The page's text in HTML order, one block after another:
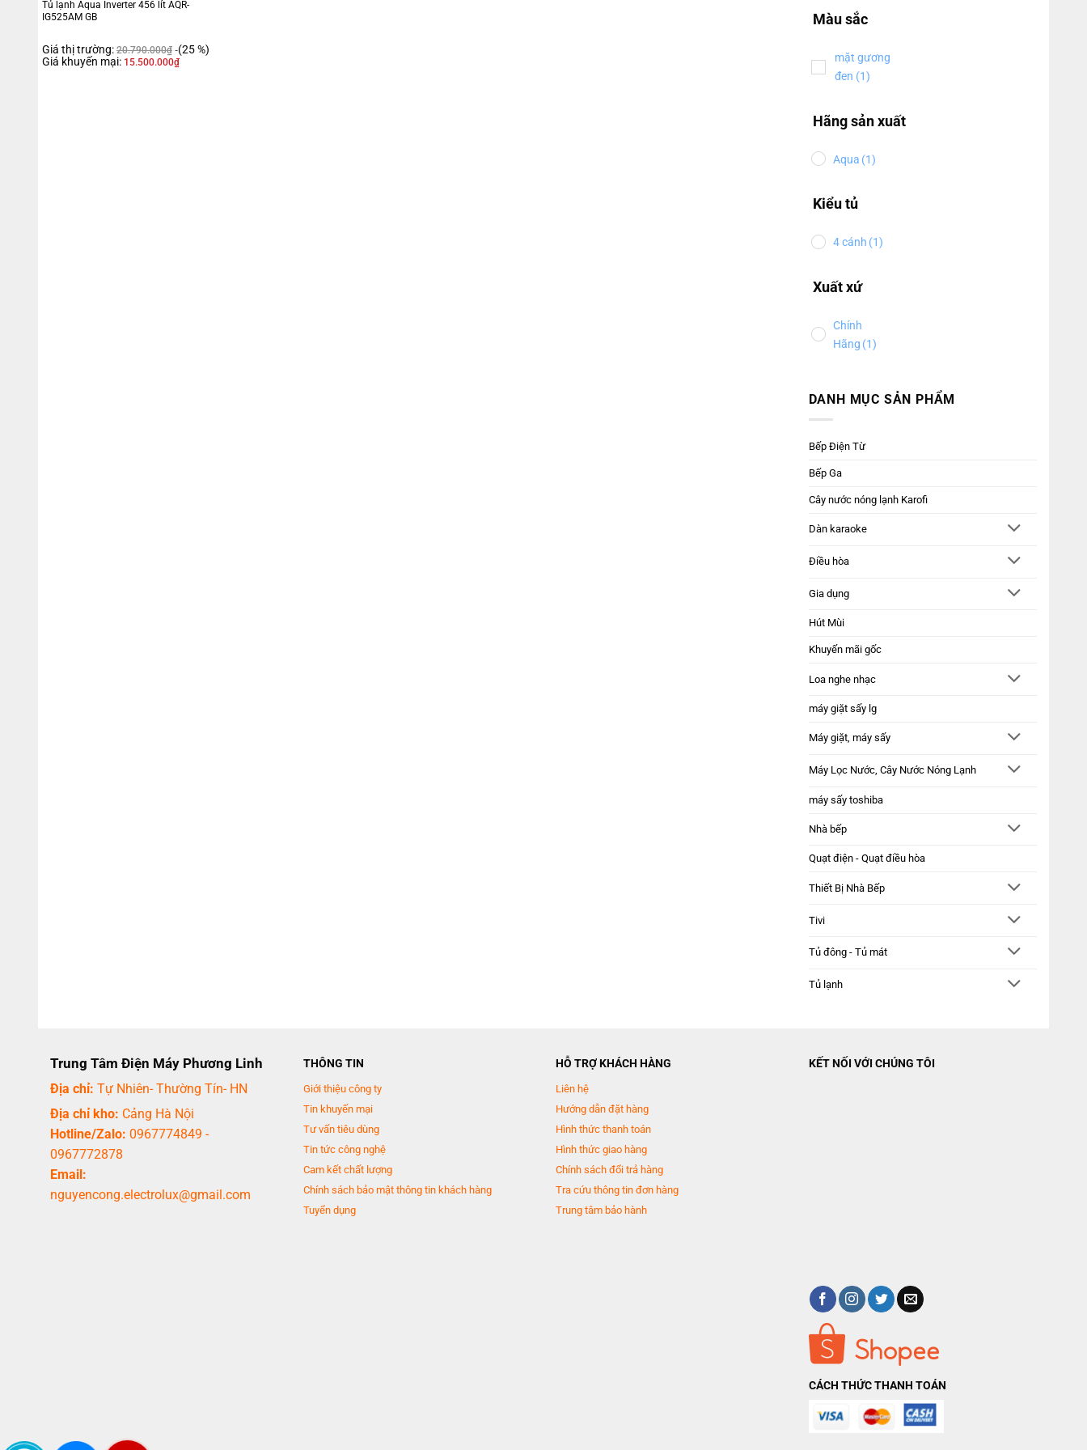
Tủ lạnh Aqua Inverter 456 lít AQR-
IG525AM GB
Giá thị trường: 20.790.000₫ (25 %)
Giá khuyến mại: 15.500.000₫
Màu sắc
mặt gương
đen (1)
Hãng sản xuất
Aqua (1)
Kiểu tủ
4 cánh (1)
Xuất xứ
Chính
Hãng (1)
DANH MỤC SẢN PHẨM
Bếp Điện Từ
Bếp Ga
Cây nước nóng lạnh Karofi
Dàn karaoke
Điều hòa
Gia dụng
Hút Mùi
Khuyến mãi gốc
Loa nghe nhạc
máy giặt sấy lg
Máy giặt, máy sấy
Máy Lọc Nước, Cây Nước Nóng Lạnh
máy sấy toshiba
Nhà bếp
Quạt điện - Quạt điều hòa
Thiết Bị Nhà Bếp
Tivi
Tủ đông - Tủ mát
Tủ lạnh
Trung Tâm Điện Máy Phương Linh
Địa chỉ: Tự Nhiên- Thường Tín- HN
Địa chỉ kho: Cảng Hà Nội
Hotline/Zalo: 0967774849 -
0967772878
Email:
nguyencong.electrolux@gmail.com
THÔNG TIN
Giới thiệu công ty
Tin khuyến mại
Tư vấn tiêu dùng
Tin tức công nghệ
Cam kết chất lượng
Chính sách bảo mật thông tin khách hàng
Tuyển dụng
HỖ TRỢ KHÁCH HÀNG
Liên hệ
Hướng dẫn đặt hàng
Hình thức thanh toán
Hình thức giao hàng
Chính sách đổi trả hàng
Tra cứu thông tin đơn hàng
Trung tâm bảo hành
KẾT NỐI VỚI CHÚNG TÔI
CÁCH THỨC THANH TOÁN